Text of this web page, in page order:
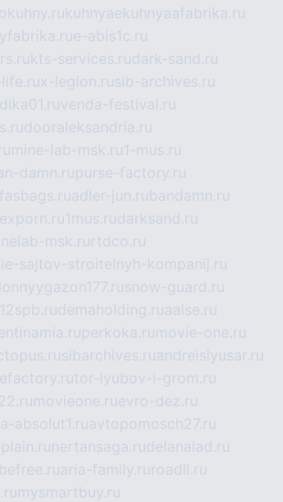
kuhnyaekuhnyaafabrika.ru
e-abis1c.ru
kts-services.rudark-sand.ru
x-legion.rusib-archives.ru
venda-festival.ru
dooraleksandria.ru
mine-lab-msk.ru1-mus.ru
damn.rupurse-factory.ru
fasbags.ruadler-jun.rubandamn.ru
1mus.rudarksand.ru
msk.ru rtdco.ru
sajtov-stroitelnyh-kompanij.ru
snow-guard.ru
demaholding.ruaalse.ru
perkoka.ru movie-one.ru
sibarchives.ruandreislyusar.ru
tor-lyubov-i-grom.ru
movieone.ruevro-dez.ru
absolut1.ruavtopomosch27.ru
nertansaga.rudelanalad.ru
aria-family.ru roadli.ru
mysmartbuy.ru